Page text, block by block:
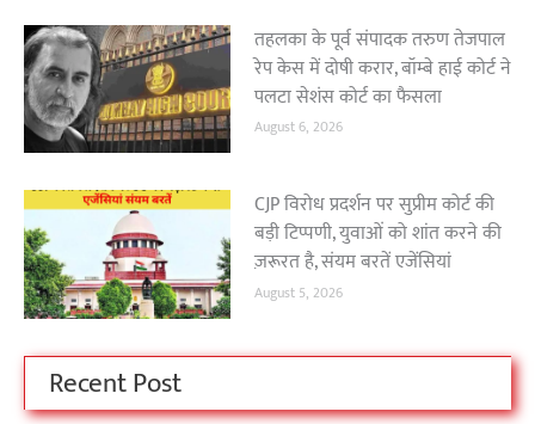
तहलका के पूर्व संपादक तरुण तेजपाल
रेप केस में दोषी करार, बॉम्बे हाई कोर्ट ने
पलटा सेशंस कोर्ट का फैसला
August 6, 2026
CJP विरोध प्रदर्शन पर सुप्रीम कोर्ट की
बड़ी टिप्पणी, युवाओं को शांत करने की
ज़रूरत है, संयम बरतें एजेंसियां
August 5, 2026
Recent Post